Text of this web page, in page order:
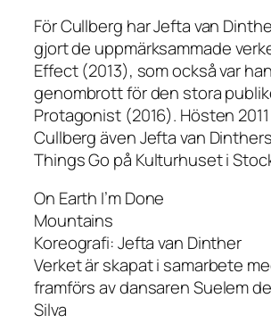
För Cullberg har Jefta van
gjort de uppmärksammade
Effect (2013), som också var
genombrott för den stora
Protagonist (2016). Hösten
Cullberg även Jefta van
Things Go på Kulturhuset i
On Earth I’m Done
Mountains
Koreografi: Jefta van Dinther
Verket är skapat i samarbete
framförs av dansaren Suelem
Silva